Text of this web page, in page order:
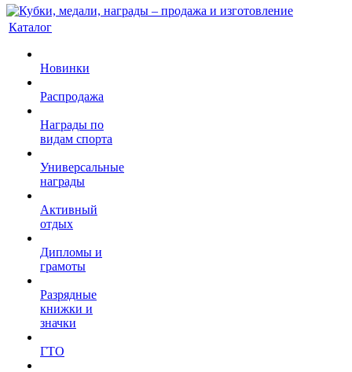
Каталог
Новинки
Распродажа
Награды по
видам спорта
Универсальные
награды
Активный
отдых
Дипломы и
грамоты
Разрядные
книжки и
значки
ГТО